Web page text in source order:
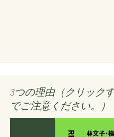
3つの理由（クリック
でご注意ください。）